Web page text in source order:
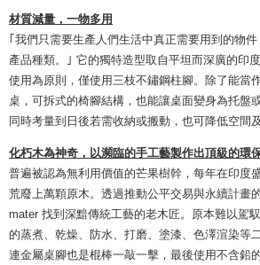
材質減量，一物多用
｢我們只需要生產人們生活中真正需要用到的物
產品種類。｣ 它的獨特造型取自平坦而深廣的印
使用為原則，僅使用三枝不鏽鋼柱腳。除了能當
桌，可拆式的椅腳結構，也能讓桌面變身為托盤
同時考量到日後若需收納或搬動，也可降低空間
化朽木為神奇，以瀕臨的手工藝製作出頂級的環
普遍被認為無利用價值的芒果樹幹，每年在印度
荒廢上萬顆原木。透過推動公平交易與永續計畫
mater 找到深黯傳統工藝的老木匠。原本難以駕
的蒸煮、乾燥、防水、打磨、塗漆、色澤渲染等
連金屬桌腳也是棍棒一敲一擊，最後使用不含鉛